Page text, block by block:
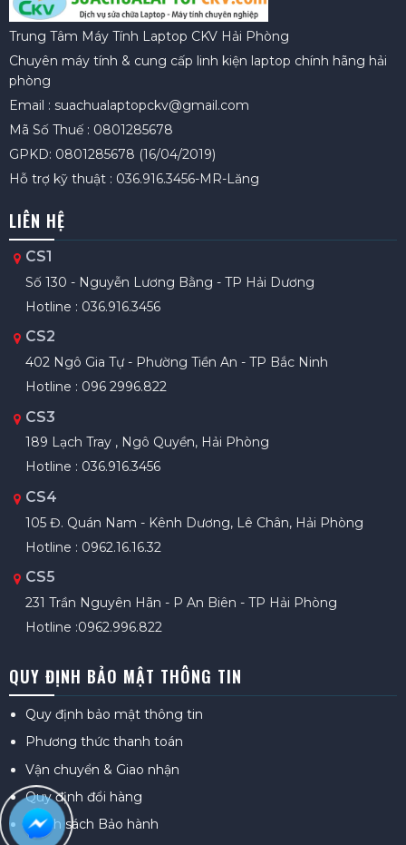
Trung Tâm Máy Tính Laptop CKV Hải Phòng
Chuyên máy tính & cung cấp linh kiện laptop chính hãng hải
phòng
Email : suachualaptopckv@gmail.com
Mã Số Thuế : 0801285678
GPKD: 0801285678 (16/04/2019)
Hỗ trợ kỹ thuật : 036.916.3456-MR-Lăng
LIÊN HỆ
CS1
Số 130 - Nguyễn Lương Bằng - TP Hải Dương
Hotline : 036.916.3456
CS2
402 Ngô Gia Tự - Phường Tiền An - TP Bắc Ninh
Hotline : 096 2996.822
CS3
189 Lạch Tray , Ngô Quyền, Hải Phòng
Hotline : 036.916.3456
CS4
105 Đ. Quán Nam - Kênh Dương, Lê Chân, Hải Phòng
Hotline : 0962.16.16.32
CS5
231 Trần Nguyên Hãn - P An Biên - TP Hải Phòng
Hotline :0962.996.822
QUY ĐỊNH BẢO MẬT THÔNG TIN
Quy định bảo mật thông tin
Phương thức thanh toán
Vận chuyển & Giao nhận
Quy định đổi hàng
Chính sách Bảo hành